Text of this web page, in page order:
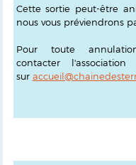
Cette sortie peut-être
nous vous préviendrons
Pour toute
contacter
sur